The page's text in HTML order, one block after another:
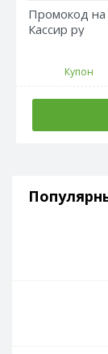
Промокод на
Кассир ру
Купон